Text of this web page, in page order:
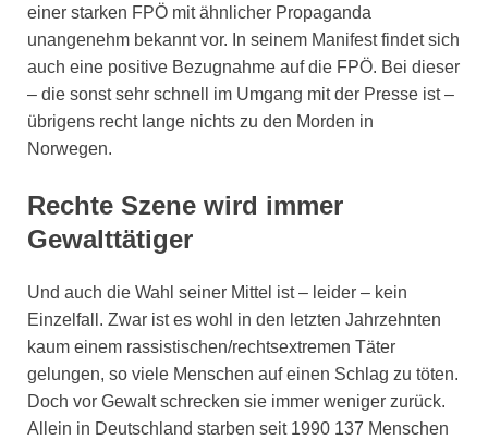
einer starken FPÖ mit ähnlicher Propaganda
unangenehm bekannt vor. In seinem Manifest findet sich
auch eine positive Bezugnahme auf die FPÖ. Bei dieser
– die sonst sehr schnell im Umgang mit der Presse ist –
übrigens recht lange nichts zu den Morden in
Norwegen.
Rechte Szene wird immer
Gewalttätiger
Und auch die Wahl seiner Mittel ist – leider – kein
Einzelfall. Zwar ist es wohl in den letzten Jahrzehnten
kaum einem rassistischen/rechtsextremen Täter
gelungen, so viele Menschen auf einen Schlag zu töten.
Doch vor Gewalt schrecken sie immer weniger zurück.
Allein in Deutschland starben seit 1990 137 Menschen